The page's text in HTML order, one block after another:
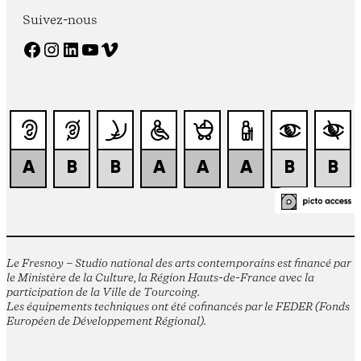
Suivez-nous
Facebook Instagram LinkedIn YouTube Vimeo
Le Fresnoy – Studio national des arts contemporains est financé par
le Ministère de la Culture, la Région Hauts-de-France avec la
participation de la Ville de Tourcoing.
Les équipements techniques ont été cofinancés par le FEDER (Fonds
Européen de Développement Régional).